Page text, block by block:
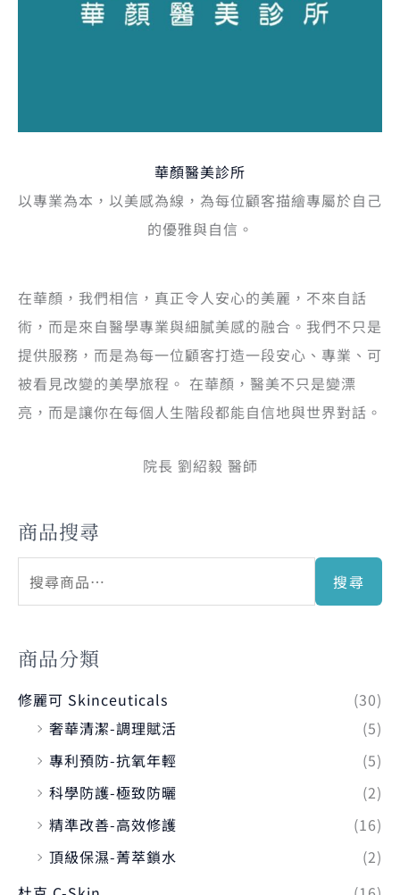
華顏醫美診所
以專業為本，以美感為線，為每位顧客描繪專屬於自己
的優雅與自信。
在華顏，我們相信，真正令人安心的美麗，不來自話
術，而是來自醫學專業與細膩美感的融合。我們不只是
提供服務，而是為每一位顧客打造一段安心、專業、可
被看見改變的美學旅程。 在華顏，醫美不只是變漂
亮，而是讓你在每個人生階段都能自信地與世界對話。
院長 劉紹毅 醫師
商品搜尋
搜尋
商品分類
修麗可 Skinceuticals
(30)
奢華清潔-調理賦活
(5)
專利預防-抗氧年輕
(5)
科學防護-極致防曬
(2)
精準改善-高效修護
(16)
頂級保濕-菁萃鎖水
(2)